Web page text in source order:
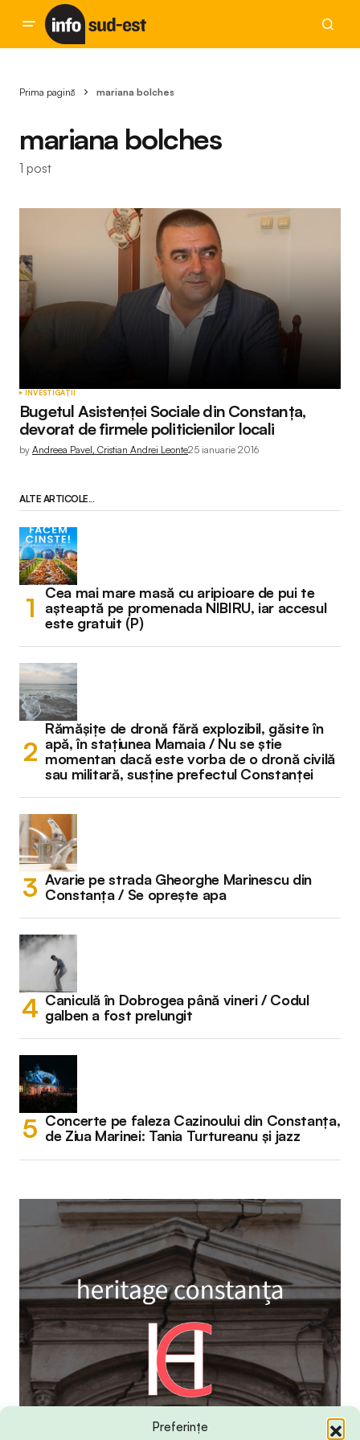
Preferințe
Prima pagină mariana bolches
mariana bolches
1 post
INVESTIGAȚII
Bugetul Asistenței Sociale din Constanța,
devorat de firmele politicienilor locali
by Andreea Pavel, Cristian Andrei Leonte25 ianuarie 2016
ALTE ARTICOLE...
Cea mai mare masă cu aripioare de pui te
așteaptă pe promenada NIBIRU, iar accesul
este gratuit (P)
Rămășițe de dronă fără explozibil, găsite în
apă, în stațiunea Mamaia / Nu se știe
momentan dacă este vorba de o dronă civilă
sau militară, susține prefectul Constanței
Avarie pe strada Gheorghe Marinescu din
Constanța / Se oprește apa
Caniculă în Dobrogea până vineri / Codul
galben a fost prelungit
Concerte pe faleza Cazinoului din Constanța,
de Ziua Marinei: Tania Turtureanu și jazz